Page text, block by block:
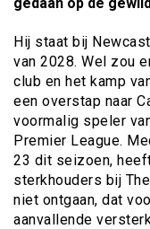
Hij staat bij
van 2028. Wel zou
club en het kamp
een overstap naar
voormalig speler
Premier League.
23 dit seizoen,
sterkhouders bij
niet ontgaan, dat
aanvallende